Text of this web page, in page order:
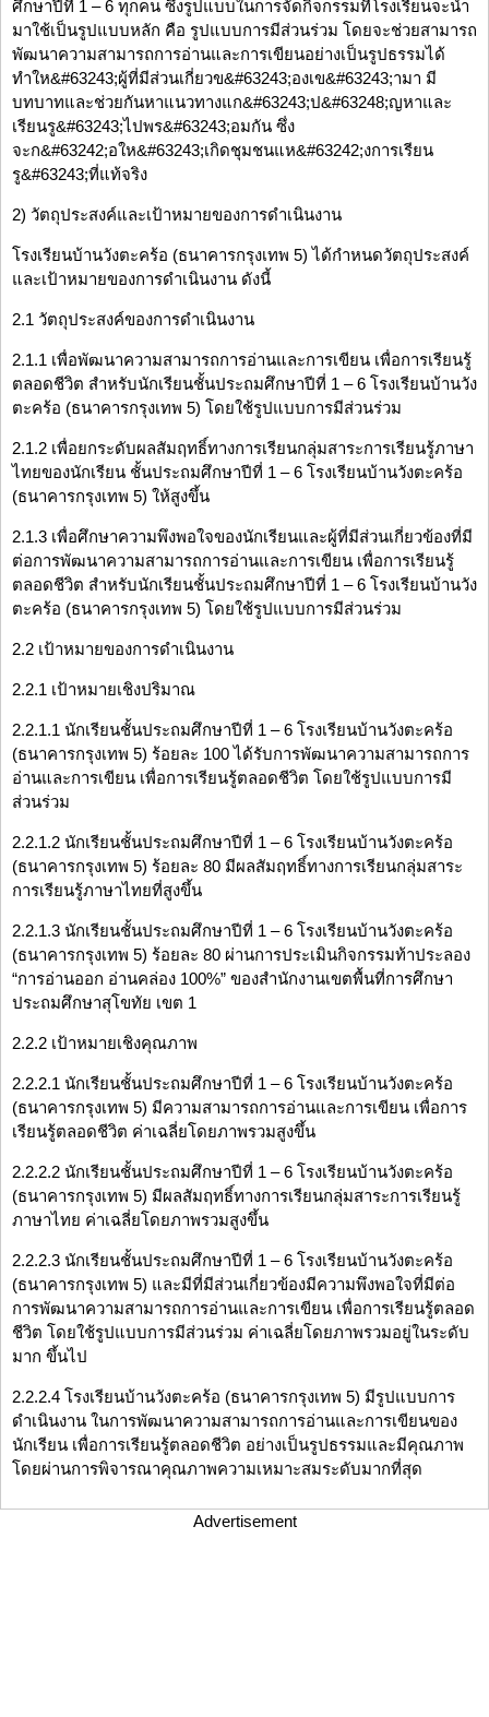
ศึกษาปีที่ 1 – 6 ทุกคน ซึ่งรูปแบบในการจัดกิจกรรมที่โรงเรียนจะนำ
มาใช้เป็นรูปแบบหลัก คือ รูปแบบการมีส่วนร่วม โดยจะช่วยสามารถ
พัฒนาความสามารถการอ่านและการเขียนอย่างเป็นรูปธรรมได้
ทำให&#63243;ผู้ที่มีส่วนเกี่ยวข&#63243;องเข&#63243;ามา มี
บทบาทและช่วยกันหาแนวทางแก&#63243;ป&#63248;ญหาและ
เรียนรู&#63243;ไปพร&#63243;อมกัน ซึ่ง
จะก&#63242;อให&#63243;เกิดชุมชนแห&#63242;งการเรียน
รู&#63243;ที่แท้จริง
2) วัตถุประสงค์และเป้าหมายของการดำเนินงาน
โรงเรียนบ้านวังตะคร้อ (ธนาคารกรุงเทพ 5) ได้กำหนดวัตถุประสงค์
และเป้าหมายของการดำเนินงาน ดังนี้
2.1 วัตถุประสงค์ของการดำเนินงาน
2.1.1 เพื่อพัฒนาความสามารถการอ่านและการเขียน เพื่อการเรียนรู้
ตลอดชีวิต สำหรับนักเรียนชั้นประถมศึกษาปีที่ 1 – 6 โรงเรียนบ้านวัง
ตะคร้อ (ธนาคารกรุงเทพ 5) โดยใช้รูปแบบการมีส่วนร่วม
2.1.2 เพื่อยกระดับผลสัมฤทธิ์ทางการเรียนกลุ่มสาระการเรียนรู้ภาษา
ไทยของนักเรียน ชั้นประถมศึกษาปีที่ 1 – 6 โรงเรียนบ้านวังตะคร้อ
(ธนาคารกรุงเทพ 5) ให้สูงขึ้น
2.1.3 เพื่อศึกษาความพึงพอใจของนักเรียนและผู้ที่มีส่วนเกี่ยวข้องที่มี
ต่อการพัฒนาความสามารถการอ่านและการเขียน เพื่อการเรียนรู้
ตลอดชีวิต สำหรับนักเรียนชั้นประถมศึกษาปีที่ 1 – 6 โรงเรียนบ้านวัง
ตะคร้อ (ธนาคารกรุงเทพ 5) โดยใช้รูปแบบการมีส่วนร่วม
2.2 เป้าหมายของการดำเนินงาน
2.2.1 เป้าหมายเชิงปริมาณ
2.2.1.1 นักเรียนชั้นประถมศึกษาปีที่ 1 – 6 โรงเรียนบ้านวังตะคร้อ
(ธนาคารกรุงเทพ 5) ร้อยละ 100 ได้รับการพัฒนาความสามารถการ
อ่านและการเขียน เพื่อการเรียนรู้ตลอดชีวิต โดยใช้รูปแบบการมี
ส่วนร่วม
2.2.1.2 นักเรียนชั้นประถมศึกษาปีที่ 1 – 6 โรงเรียนบ้านวังตะคร้อ
(ธนาคารกรุงเทพ 5) ร้อยละ 80 มีผลสัมฤทธิ์ทางการเรียนกลุ่มสาระ
การเรียนรู้ภาษาไทยที่สูงขึ้น
2.2.1.3 นักเรียนชั้นประถมศึกษาปีที่ 1 – 6 โรงเรียนบ้านวังตะคร้อ
(ธนาคารกรุงเทพ 5) ร้อยละ 80 ผ่านการประเมินกิจกรรมท้าประลอง
“การอ่านออก อ่านคล่อง 100%” ของสำนักงานเขตพื้นที่การศึกษา
ประถมศึกษาสุโขทัย เขต 1
2.2.2 เป้าหมายเชิงคุณภาพ
2.2.2.1 นักเรียนชั้นประถมศึกษาปีที่ 1 – 6 โรงเรียนบ้านวังตะคร้อ
(ธนาคารกรุงเทพ 5) มีความสามารถการอ่านและการเขียน เพื่อการ
เรียนรู้ตลอดชีวิต ค่าเฉลี่ยโดยภาพรวมสูงขึ้น
2.2.2.2 นักเรียนชั้นประถมศึกษาปีที่ 1 – 6 โรงเรียนบ้านวังตะคร้อ
(ธนาคารกรุงเทพ 5) มีผลสัมฤทธิ์ทางการเรียนกลุ่มสาระการเรียนรู้
ภาษาไทย ค่าเฉลี่ยโดยภาพรวมสูงขึ้น
2.2.2.3 นักเรียนชั้นประถมศึกษาปีที่ 1 – 6 โรงเรียนบ้านวังตะคร้อ
(ธนาคารกรุงเทพ 5) และมีที่มีส่วนเกี่ยวข้องมีความพึงพอใจที่มีต่อ
การพัฒนาความสามารถการอ่านและการเขียน เพื่อการเรียนรู้ตลอด
ชีวิต โดยใช้รูปแบบการมีส่วนร่วม ค่าเฉลี่ยโดยภาพรวมอยู่ในระดับ
มาก ขึ้นไป
2.2.2.4 โรงเรียนบ้านวังตะคร้อ (ธนาคารกรุงเทพ 5) มีรูปแบบการ
ดำเนินงาน ในการพัฒนาความสามารถการอ่านและการเขียนของ
นักเรียน เพื่อการเรียนรู้ตลอดชีวิต อย่างเป็นรูปธรรมและมีคุณภาพ
โดยผ่านการพิจารณาคุณภาพความเหมาะสมระดับมากที่สุด
Advertisement